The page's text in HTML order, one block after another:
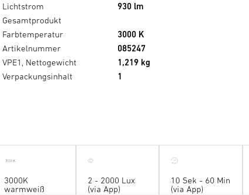
Lichtstrom
Gesamtprodukt
930 lm
Farbtemperatur
3000 K
Artikelnummer
085247
VPE1, Nettogewicht
1,219 kg
Verpackungsinhalt
1
3000K
warmweiß
2 - 2000 Lux
(via App)
10 Sek - 60 Min
(via App)